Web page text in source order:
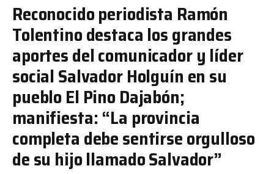
Reconocido periodista Ramón
Tolentino destaca los grandes
aportes del comunicador y líder
social Salvador Holguín en su
pueblo El Pino Dajabón;
manifiesta: “La provincia
completa debe sentirse orgulloso
de su hijo llamado Salvador”